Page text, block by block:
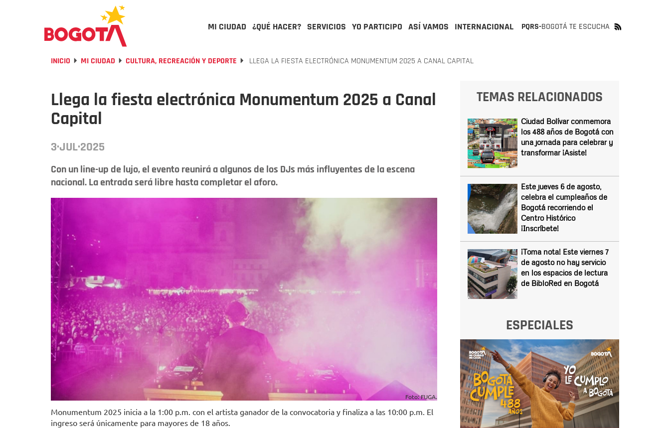
MI CIUDAD ¿QUÉ HACER? SERVICIOS YO PARTICIPO ASÍ VAMOS INTERNACIONAL PQRS-BOGOTÁ TE ESCUCHA
INICIO MI CIUDAD CULTURA, RECREACIÓN Y DEPORTE LLEGA LA FIESTA ELECTRÓNICA MONUMENTUM 2025 A CANAL CAPITAL
Llega la fiesta electrónica Monumentum 2025 a Canal
Capital
3·JUL·2025
Con un line-up de lujo, el evento reunirá a algunos de los DJs más influyentes de la escena
nacional. La entrada será libre hasta completar el aforo.
Foto: FUGA.
Monumentum 2025 inicia a la 1:00 p.m. con el artista ganador de la convocatoria y finaliza a las 10:00 p.m. El
ingreso será únicamente para mayores de 18 años.
TEMAS RELACIONADOS
Ciudad Bolívar conmemora
los 488 años de Bogotá con
una jornada para celebrar y
transformar ¡Asiste!
Este jueves 6 de agosto,
celebra el cumpleaños de
Bogotá recorriendo el
Centro Histórico
¡Inscríbete!
¡Toma nota! Este viernes 7
de agosto no hay servicio
en los espacios de lectura
de BibloRed en Bogotá
ESPECIALES